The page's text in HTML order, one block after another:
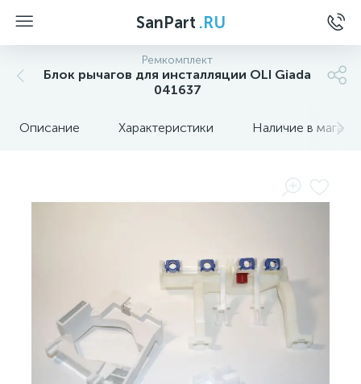
SanPart .RU
Ремкомплект
Блок рычагов для инсталляции OLI Giada
041637
Описание Характеристики Наличие в